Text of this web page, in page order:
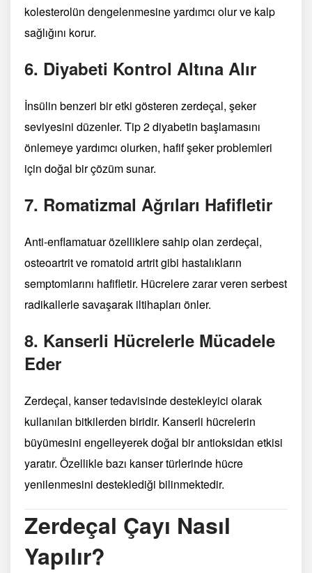
kolesterolün dengelenmesine yardımcı olur ve kalp
sağlığını korur.
6. Diyabeti Kontrol Altına Alır
İnsülin benzeri bir etki gösteren zerdeçal, şeker
seviyesini düzenler. Tip 2 diyabetin başlamasını
önlemeye yardımcı olurken, hafif şeker problemleri
için doğal bir çözüm sunar.
7. Romatizmal Ağrıları Hafifletir
Anti-enflamatuar özelliklere sahip olan zerdeçal,
osteoartrit ve romatoid artrit gibi hastalıkların
semptomlarını hafifletir. Hücrelere zarar veren serbest
radikallerle savaşarak iltihapları önler.
8. Kanserli Hücrelerle Mücadele
Eder
Zerdeçal, kanser tedavisinde destekleyici olarak
kullanılan bitkilerden biridir. Kanserli hücrelerin
büyümesini engelleyerek doğal bir antioksidan etkisi
yaratır. Özellikle bazı kanser türlerinde hücre
yenilenmesini desteklediği bilinmektedir.
Zerdeçal Çayı Nasıl
Yapılır?